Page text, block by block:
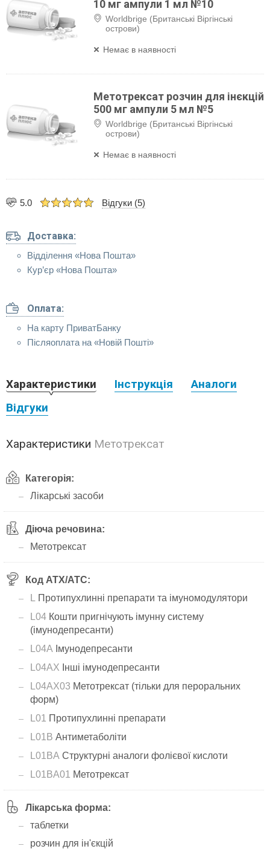
10 мг ампули 1 мл №10
Worldbrige (Британські Віргінські
острови)
Немає в наявності
Метотрексат розчин для інєкцій
500 мг ампули 5 мл №5
Worldbrige (Британські Віргінські
острови)
Немає в наявності
5.0 Відгуки (5)
Доставка:
Відділення «Нова Пошта»
Кур’єр «Нова Пошта»
Оплата:
На карту ПриватБанку
Післяоплата на «Новій Пошті»
Характеристики Інструкція
Аналоги
Відгуки
Характеристики Метотрексат
Категорія:
Лікарські засоби
Діюча речовина:
Метотрексат
Код АТХ/ATC:
Протипухлинні препарати та імуномодулятори
L04 Кошти пригнічують імунну систему
(імунодепресанти)
L04A Імунодепресанти
L04AX Інші імунодепресанти
L04AX03 Метотрексат (тільки для пероральних
форм)
L01
Протипухлинні препарати
L01B Антиметаболіти
L01BA Структурні аналоги фолієвої кислоти
L01BA01
Метотрексат
Лікарська форма:
таблетки
розчин для ін'єкцій